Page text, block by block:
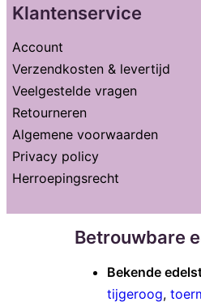
Klantenservice
Account
Verzendkosten & levertijd
Veelgestelde vragen
Retourneren
Algemene voorwaarden
Privacy policy
Herroepingsrecht
Betrouwbare
Bekende
tijgeroog,